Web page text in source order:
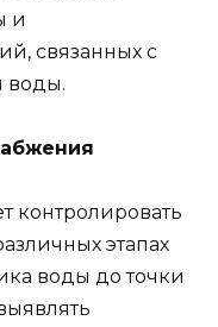
и
связанных с
воды.
контролировать
этапах
воды до точки